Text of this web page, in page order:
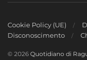
Cookie Policy (UE)
Disconoscimento
© 2026 Quotidiano di